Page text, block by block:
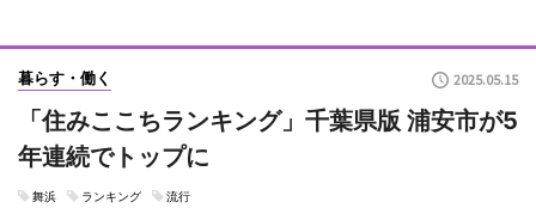
暮らす・働く 2025.05.15
「住みここちランキング」千葉県版 浦安市が5
年連続でトップに
舞浜 ランキング 流行